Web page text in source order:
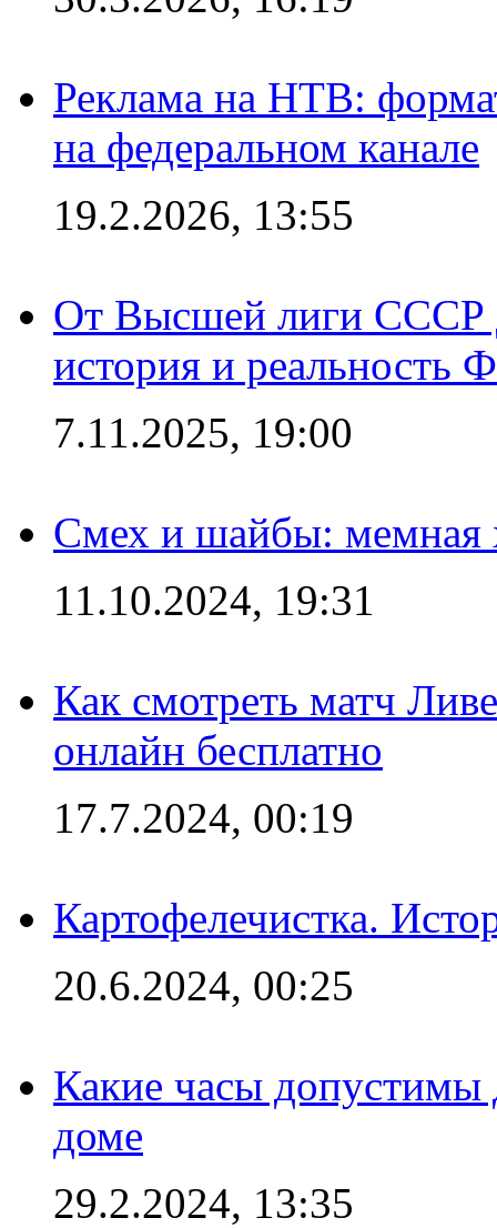
Реклама на НТВ:
на федеральном канале
19.2.2026, 13:55
От Высшей лиги СССР
история и реальность
7.11.2025, 19:00
Смех и шайбы: мемная
11.10.2024, 19:31
Как смотреть матч
онлайн бесплатно
17.7.2024, 00:19
Картофелечистка.
20.6.2024, 00:25
Какие часы
доме
29.2.2024, 13:35